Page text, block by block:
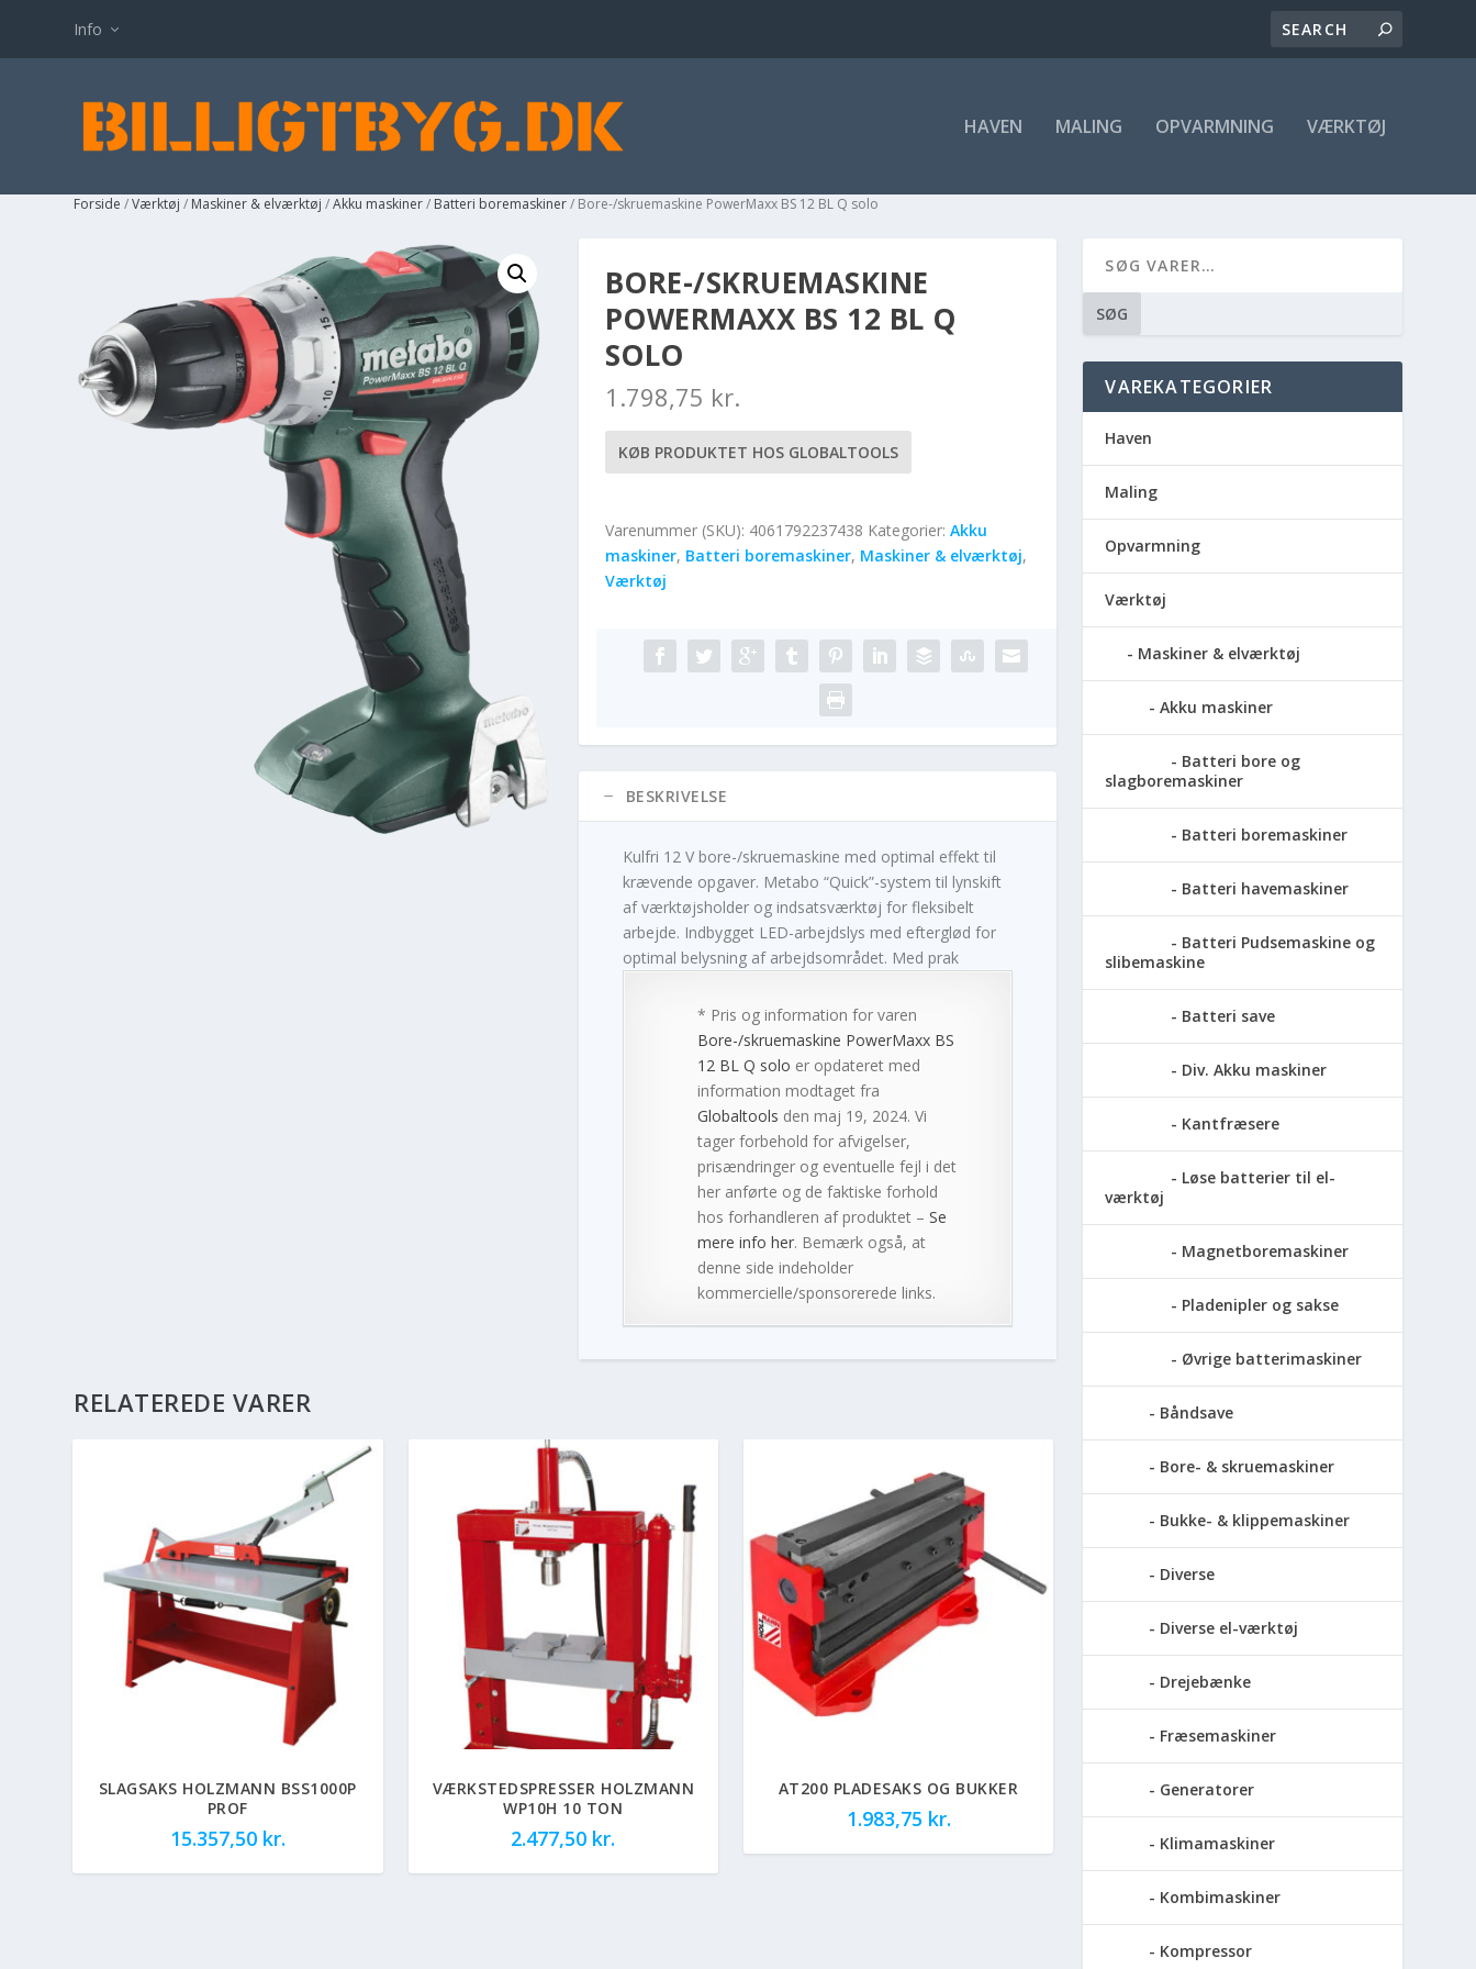
Info
HAVEN MALING OPVARMNING VÆRKTØJ
Forside /Værktøj / Maskiner & elværktøj /Akku maskiner/ Batteri boremaskiner/ Bore-/skruemaskine PowerMaxx BS 12 BL Q solo
BORE-/SKRUEMASKINE
POWERMAXX BS 12 BL Q
SOLO
1.798,75 kr.
KØB PRODUKTET HOS GLOBALTOOLS
Varenummer (SKU): 4061792237438 Kategorier: Akku
maskiner, Batteri boremaskiner, Maskiner & elværktøj,
Værktøj
BESKRIVELSE
Kulfri 12 V bore-/skruemaskine med optimal effekt til
krævende opgaver. Metabo “Quick”-system til lynskift
af værktøjsholder og indsatsværktøj for fleksibelt
arbejde. Indbygget LED-arbejdslys med efterglød for
optimal belysning af arbejdsområdet. Med prak
* Pris og information for varen
Bore-/skruemaskine PowerMaxx BS
12 BL Q solo er opdateret med
information modtaget fra
Globaltools den maj 19, 2024. Vi
tager forbehold for afvigelser,
prisændringer og eventuelle fejl i det
her anførte og de faktiske forhold
hos forhandleren af produktet – Se
mere info her. Bemærk også, at
denne side indeholder
kommercielle/sponsorerede links.
RELATEREDE VARER
SLAGSAKS HOLZMANN BSS1000P
PROF
15.357,50 kr.
VÆRKSTEDSPRESSER HOLZMANN
WP10H 10 TON
2.477,50 kr.
AT200 PLADESAKS OG BUKKER
1.983,75 kr.
SØG
VAREKATEGORIER
Haven
Maling
Opvarmning
Værktøj
Maskiner & elværktøj
Akku maskiner
Batteri bore og
slagboremaskiner
Batteri boremaskiner
Batteri havemaskiner
Batteri Pudsemaskine og
slibemaskine
Batteri save
Div. Akku maskiner
Kantfræsere
Løse batterier til el-
værktøj
Magnetboremaskiner
Pladenipler og sakse
Øvrige batterimaskiner
Båndsave
Bore- & skruemaskiner
Bukke- & klippemaskiner
Diverse
Diverse el-værktøj
Drejebænke
Fræsemaskiner
Generatorer
Klimamaskiner
Kombimaskiner
Kompressor